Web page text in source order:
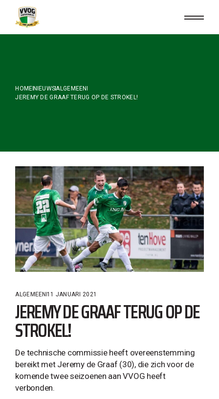
content
HOME NIEUWSALGEMEEN
JEREMY DE GRAAF TERUG OP DE STROKEL!
ALGEMEEN 11 JANUARI 2021
JEREMY DE GRAAF TERUG OP DE
STROKEL!
De technische commissie heeft overeenstemming
bereikt met Jeremy de Graaf (30), die zich voor de
komende twee seizoenen aan VVOG heeft
verbonden.